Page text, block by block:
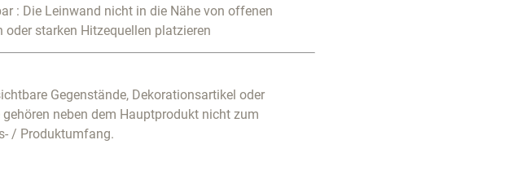
: Die Leinwand nicht in die Nähe von offenen
oder starken Hitzequellen platzieren
Gegenstände, Dekorationsartikel oder
gehören neben dem Hauptprodukt nicht zum
/ Produktumfang.